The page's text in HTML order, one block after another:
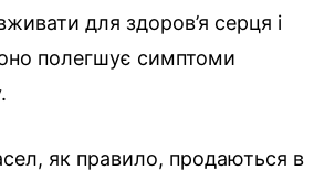
для здоров’я серця і
полегшує симптоми
як правило, продаються в